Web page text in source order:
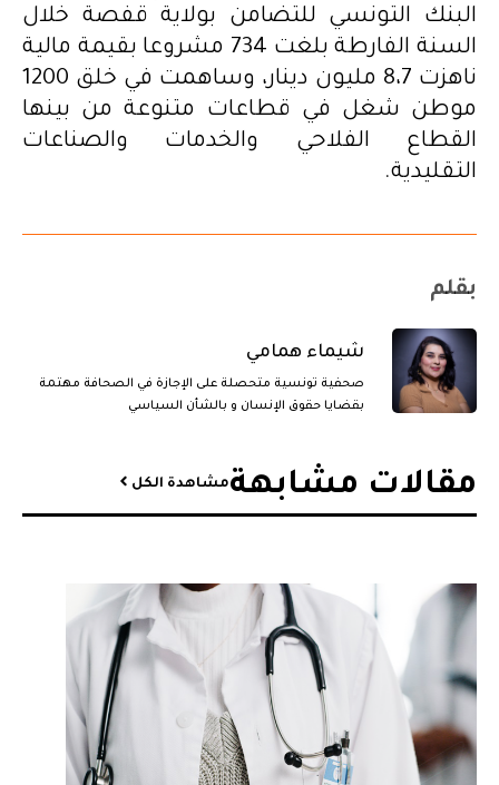
البنك التونسي للتضامن بولاية قفصة خلال
السنة الفارطة بلغت 734 مشروعا بقيمة مالية
ناهزت 8،7 مليون دينار، وساهمت في خلق 1200
موطن شغل في قطاعات متنوعة من بينها
القطاع الفلاحي والخدمات والصناعات
التقليدية.
بقلم
شيماء همامي
صحفية تونسية متحصلة على الإجازة في الصحافة مهتمة
بقضايا حقوق الإنسان و بالشأن السياسي
مقالات مشابهة​مشاهدة الكل